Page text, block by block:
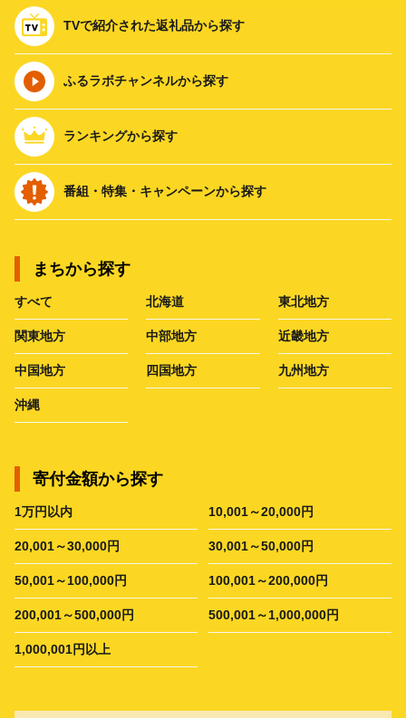
TVで紹介された返礼品から探す
ふるラボチャンネルから探す
ランキングから探す
番組・特集・キャンペーンから探す
まちから探す
すべて 北海道 東北地方
関東地方 中部地方 近畿地方
中国地方 四国地方 九州地方
沖縄
寄付金額から探す
1万円以内 10,001～20,000円
20,001～30,000円 30,001～50,000円
50,001～100,000円 100,001～200,000円
200,001～500,000円 500,001～1,000,000円
1,000,001円以上